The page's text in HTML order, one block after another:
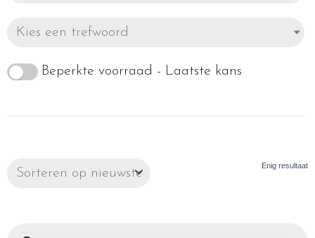
Kies een trefwoord
Beperkte voorraad - Laatste kans
Enig resultaat